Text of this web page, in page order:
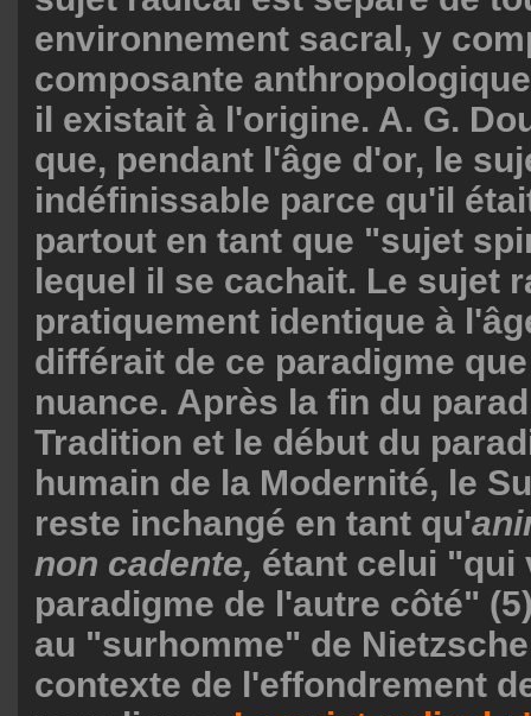
environnement sacral, y
composante
il existait à l'origine. A. G.
que, pendant l'âge d'or, le
indéfinissable parce qu'il
partout en tant que "sujet
lequel il se cachait. Le sujet
pratiquement identique à
différait de ce paradigme
nuance. Après la fin du
Tradition et le début du
humain de la Modernité, le
reste inchangé en tant qu'
non cadente, étant celui "qui
paradigme de l'autre côté"
au "surhomme" de
contexte de l'effondrement